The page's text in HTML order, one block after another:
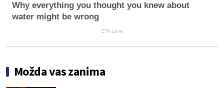
Why everything you thought you knew about
water might be wrong
CTA Love
Možda vas zanima